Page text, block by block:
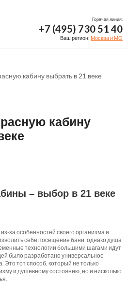
Горячая линия:
+7 (495) 730 51 40
Ваш регион: Москва и МО
кабину выбрать в 21 веке
кабину
– выбор в 21 веке
за особенностей своего организма и
себе посещение бани, однако душа
технологии большими шагами идут
было разработано универсальное
Это тот способ, который не только
и душевному состоянию, но и нисколько